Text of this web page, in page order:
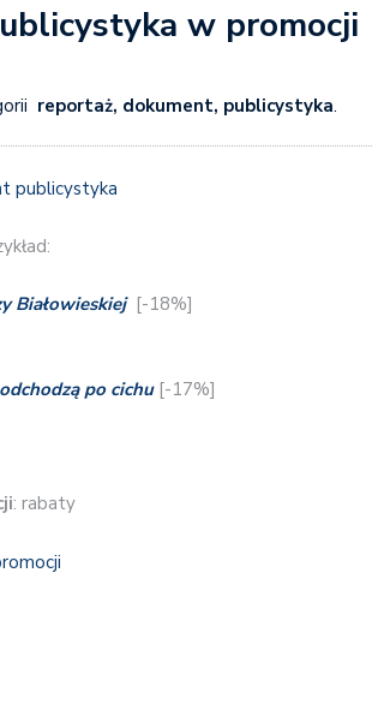
w promocji
reportaż, dokument, publicystyka.
Białowieskiej [-18%]
po cichu[-17%]
: rabaty